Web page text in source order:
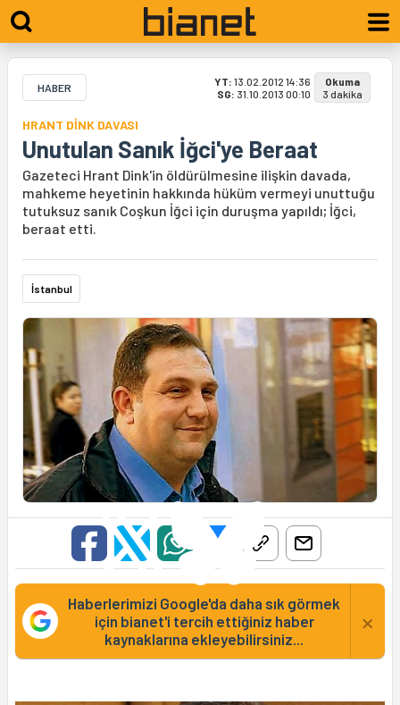
HABER YT: 13.02.2012 14:36
SG: 31.10.2013 00:10
Okuma
3 dakika
HRANT DİNK DAVASI
Unutulan Sanık İğci'ye Beraat
Gazeteci Hrant Dink'in öldürülmesine ilişkin davada,
mahkeme heyetinin hakkında hüküm vermeyi unuttuğu
tutuksuz sanık Coşkun İğci için duruşma yapıldı; İğci,
beraat etti.
İstanbul
Haberlerimizi Google'da daha sık görmek
için bianet'i tercih ettiğiniz haber
kaynaklarına ekleyebilirsiniz...
×